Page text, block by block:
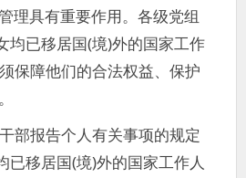
理具有重要作用。各级党组
均已移居国(境)外的国家工作
保障他们的合法权益、保护
部报告个人有关事项的规定
已移居国(境)外的国家工作人